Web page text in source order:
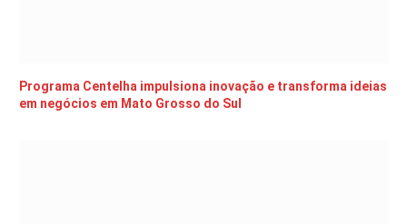
Programa Centelha impulsiona inovação e transforma ideias
em negócios em Mato Grosso do Sul